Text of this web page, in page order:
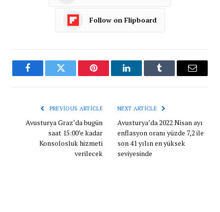
Follow on Flipboard
FacebookTwitter Pinterest LinkedInTumblr Email
PREVIOUS ARTICLE
Avusturya Graz’da bugün
saat 15:00’e kadar
Konsolosluk hizmeti
verilecek
NEXT ARTICLE
Avusturya’da 2022 Nisan ayı
enflasyon oranı yüzde 7,2 ile
son 41 yılın en yüksek
seviyesinde